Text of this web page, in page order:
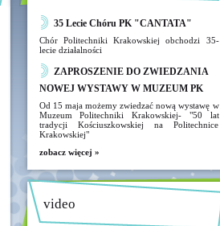
35 Lecie Chóru PK "CANTATA"
Chór Politechniki Krakowskiej obchodzi 35-
lecie działalności
ZAPROSZENIE DO ZWIEDZANIA
NOWEJ WYSTAWY W MUZEUM PK
Od 15 maja możemy zwiedzać nową wystawę w
Muzeum Politechniki Krakowskiej- "50 lat
tradycji Kościuszkowskiej na Politechnice
Krakowskiej"
zobacz więcej »
video